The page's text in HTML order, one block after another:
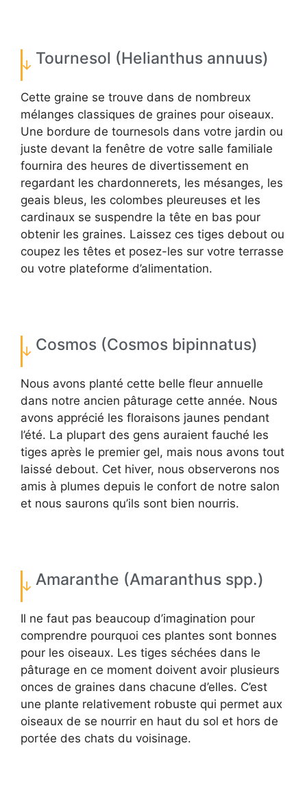
Tournesol (Helianthus annuus)
Cette graine se trouve dans de nombreux
mélanges classiques de graines pour oiseaux.
Une bordure de tournesols dans votre jardin ou
juste devant la fenêtre de votre salle familiale
fournira des heures de divertissement en
regardant les chardonnerets, les mésanges, les
geais bleus, les colombes pleureuses et les
cardinaux se suspendre la tête en bas pour
obtenir les graines. Laissez ces tiges debout ou
coupez les têtes et posez-les sur votre terrasse
ou votre plateforme d’alimentation.
Cosmos (Cosmos bipinnatus)
Nous avons planté cette belle fleur annuelle
dans notre ancien pâturage cette année. Nous
avons apprécié les floraisons jaunes pendant
l’été. La plupart des gens auraient fauché les
tiges après le premier gel, mais nous avons tout
laissé debout. Cet hiver, nous observerons nos
amis à plumes depuis le confort de notre salon
et nous saurons qu’ils sont bien nourris.
Amaranthe (Amaranthus spp.)
Il ne faut pas beaucoup d’imagination pour
comprendre pourquoi ces plantes sont bonnes
pour les oiseaux. Les tiges séchées dans le
pâturage en ce moment doivent avoir plusieurs
onces de graines dans chacune d’elles. C’est
une plante relativement robuste qui permet aux
oiseaux de se nourrir en haut du sol et hors de
portée des chats du voisinage.